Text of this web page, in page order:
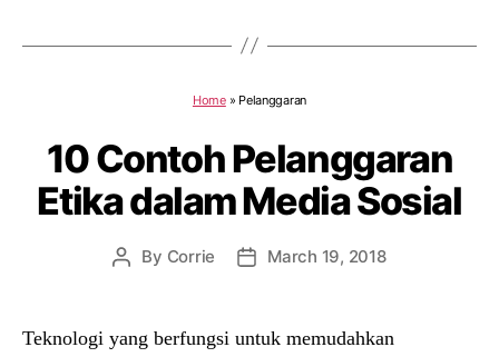
Home» Pelanggaran
10 Contoh Pelanggaran
Etika dalam Media Sosial
Post
By Corrie
PostMarch 19, 2018
Teknologi yang berfungsi untuk memudahkan